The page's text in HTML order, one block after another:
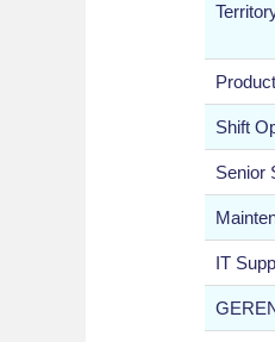
Shift
Senior
IT